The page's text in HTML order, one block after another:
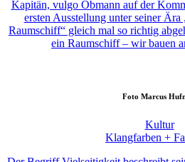
Kapitän, vulgo Obmann auf der
ersten Ausstellung unter seiner
Raumschiff“ gleich mal so richtig
ein Raumschiff – wir bauen
Foto Marcus
Kultur
Klangfarben +